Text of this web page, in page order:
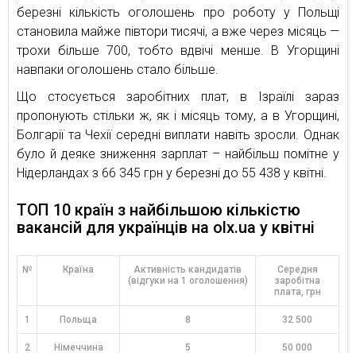
березні кількість оголошень про роботу у Польщі
становила майже півтори тисячі, а вже через місяць —
трохи більше 700, тобто вдвічі менше. В Угорщині
навпаки оголошень стало більше.
Що стосується заробітних плат, в Ізраїлі зараз
пропонують стільки ж, як і місяць тому, а в Угорщині,
Болгарії та Чехії середні виплати навіть зросли. Однак
було й деяке зниження зарплат – найбільш помітне у
Нідерландах з 66 345 грн у березні до 55 438 у квітні.
ТОП 10 країн з найбільшою кількістю
вакансій для українців на olx.ua у квітні
№ Країна
Активність кандидатів
(відгуки на 1 оголошення)
Середня
заробітна
плата, грн
1 Польща 8 32 500
2 Німеччина 5 50 000